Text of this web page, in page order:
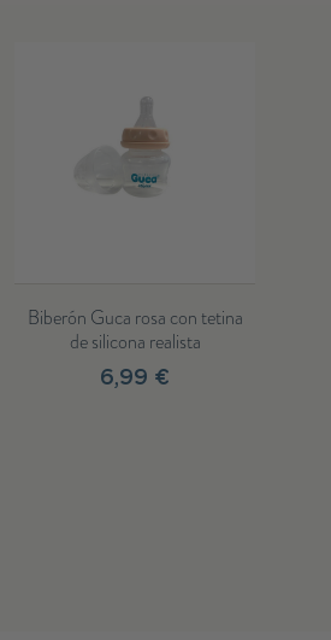
Biberón Guca rosa con tetina
de silicona realista
6,99 €